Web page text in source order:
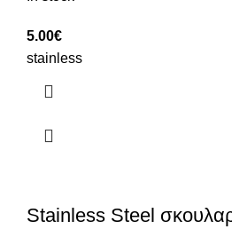
5.00€
stainless
Stainless Steel